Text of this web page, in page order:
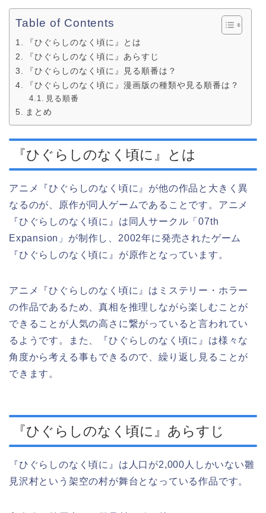
Table of Contents
『ひぐらしのなく頃に』とは
『ひぐらしのなく頃に』あらすじ
『ひぐらしのなく頃に』見る順番は？
『ひぐらしのなく頃に』漫画版の種類や見る順番は？
見る順番
まとめ
『ひぐらしのなく頃に』とは
アニメ『ひぐらしのなく頃に』が他の作品と大きく異
なるのが、原作が同人ゲームであることです。アニメ
『ひぐらしのなく頃に』は同人サークル「07th
Expansion」が制作し、2002年に発売されたゲーム
『ひぐらしのなく頃に』が原作となっています。
アニメ『ひぐらしのなく頃に』はミステリー・ホラー
の作品であるため、真相を推理しながら楽しむことが
できることが人気の高さに繋がっていると言われてい
るようです。また、『ひぐらしのなく頃に』は様々な
角度から考える事もできるので、繰り返し見ることが
できます。
『ひぐらしのなく頃に』あらすじ
『ひぐらしのなく頃に』は人口が2,000人しかいない雛
見沢村という架空の村が舞台となっている作品です。